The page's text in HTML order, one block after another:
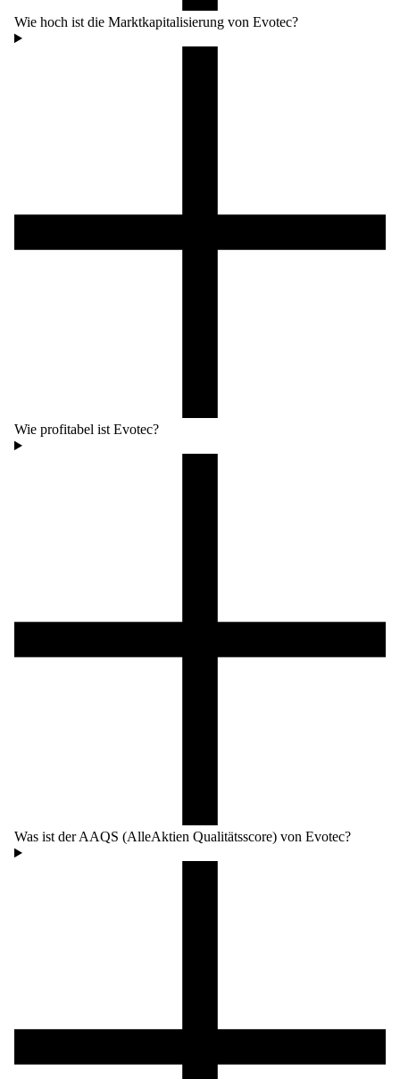
Wie hoch ist die Marktkapitalisierung von Evotec?
Wie profitabel ist Evotec?
Was ist der AAQS (AlleAktien Qualitätsscore) von Evotec?